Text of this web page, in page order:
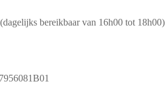
bereikbaar van 16h00 tot 18h00)